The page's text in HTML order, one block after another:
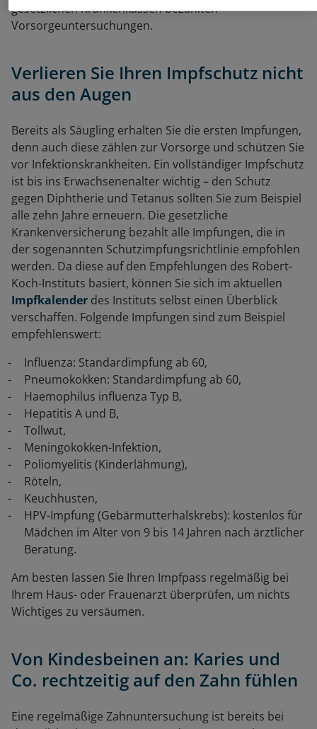
gesetzlichen Krankenkassen bezahlten
Vorsorgeuntersuchungen.
Verlieren Sie Ihren Impfschutz nicht
aus den Augen
Bereits als Säugling erhalten Sie die ersten Impfungen,
denn auch diese zählen zur Vorsorge und schützen Sie
vor Infektionskrankheiten. Ein vollständiger Impfschutz
ist bis ins Erwachsenenalter wichtig – den Schutz
gegen Diphtherie und Tetanus sollten Sie zum Beispiel
alle zehn Jahre erneuern. Die gesetzliche
Krankenversicherung bezahlt alle Impfungen, die in
der sogenannten Schutzimpfungsrichtlinie empfohlen
werden. Da diese auf den Empfehlungen des Robert-
Koch-Instituts basiert, können Sie sich im aktuellen
Impfkalender des Instituts selbst einen Überblick
verschaffen. Folgende Impfungen sind zum Beispiel
empfehlenswert:
Influenza: Standardimpfung ab 60,
Pneumokokken: Standardimpfung ab 60,
Haemophilus influenza Typ B,
Hepatitis A und B,
Tollwut,
Meningokokken-Infektion,
Poliomyelitis (Kinderlähmung),
Röteln,
Keuchhusten,
HPV-Impfung (Gebärmutterhalskrebs): kostenlos für
Mädchen im Alter von 9 bis 14 Jahren nach ärztlicher
Beratung.
Am besten lassen Sie Ihren Impfpass regelmäßig bei
Ihrem Haus- oder Frauenarzt überprüfen, um nichts
Wichtiges zu versäumen.
Von Kindesbeinen an: Karies und
Co. rechtzeitig auf den Zahn fühlen
Eine regelmäßige Zahnuntersuchung ist bereits bei